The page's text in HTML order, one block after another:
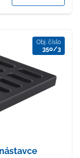
Obj. číslo
350/3